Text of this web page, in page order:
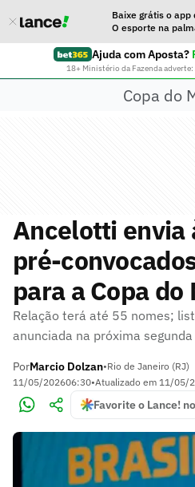
Baixe grátis o app
O esporte na
Ajuda com Aposta?
18+ Ministério da Fazenda
Copa do
Ancelotti envia
pré-
para a Copa do
Relação terá até 55 nomes;
anunciada na próxima segunda
PorMarcio Dolzan•Rio de Janeiro (RJ)
11/05/202606:30•Atualizado em 11/05/
Favorite o Lance!